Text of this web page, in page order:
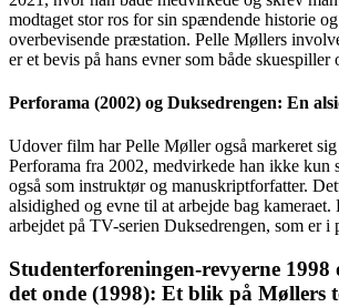
modtaget stor ros for sin spændende historie
overbevisende præstation. Pelle Møllers
er et bevis på hans evner som både
Perforama (2002) og Duksedrengen: En
Udover film har Pelle Møller også markeret
Perforama fra 2002, medvirkede han ikke kun
også som instruktør og manuskriptforfatter.
alsidighed og evne til at arbejde bag kameraet.
arbejdet på TV-serien Duksedrengen, som er i
Studenterforeningen-revyerne 1998
det onde (1998): Et blik på Møllers